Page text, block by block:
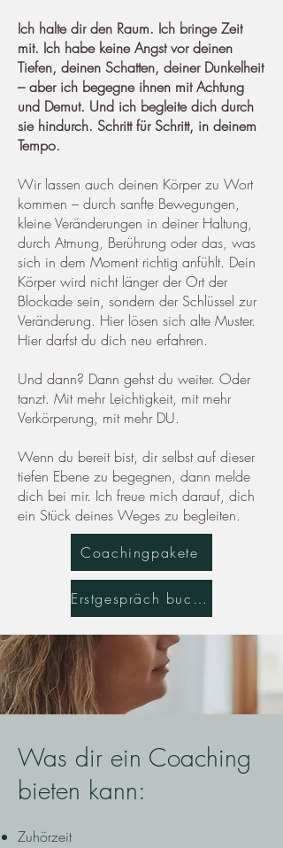
Ich halte dir den Raum. Ich bringe Zeit
mit. Ich habe keine Angst vor deinen
Tiefen, deinen Schatten, deiner Dunkelheit
– aber ich begegne ihnen mit Achtung
und Demut. Und ich begleite dich durch
sie hindurch. Schritt für Schritt, in deinem
Tempo.
Wir lassen auch deinen Körper zu Wort
kommen – durch sanfte Bewegungen,
kleine Veränderungen in deiner Haltung,
durch Atmung, Berührung oder das, was
sich in dem Moment richtig anfühlt. Dein
Körper wird nicht länger der Ort der
Blockade sein, sondern der Schlüssel zur
Veränderung. Hier lösen sich alte Muster.
Hier darfst du dich neu erfahren.
Und dann? Dann gehst du weiter. Oder
tanzt. Mit mehr Leichtigkeit, mit mehr
Verkörperung, mit mehr DU.
Wenn du bereit bist, dir selbst auf dieser
tiefen Ebene zu begegnen, dann melde
dich bei mir. Ich freue mich darauf, dich
ein Stück deines Weges zu begleiten.
Coachingpakete
Erstgespräch buchen
Was dir ein Coaching
bieten kann:
Zuhörzeit